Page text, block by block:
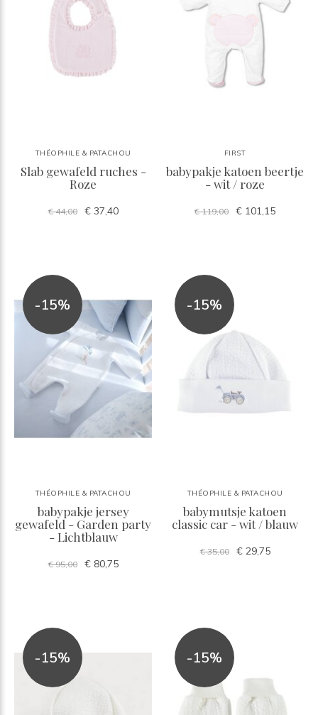
THÉOPHILE & PATACHOU
Slab gewafeld ruches -
Roze
€ 44,00 € 37,40
FIRST
babypakje katoen beertje
- wit / roze
€ 119,00 € 101,15
-15%
THÉOPHILE & PATACHOU
babypakje jersey
gewafeld - Garden party
- Lichtblauw
€ 95,00 € 80,75
-15%
THÉOPHILE & PATACHOU
babymutsje katoen
classic car - wit / blauw
€ 35,00 € 29,75
-15% -15%